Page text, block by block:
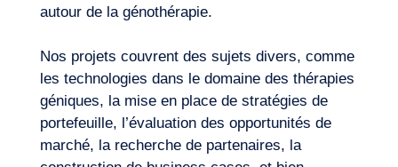
autour de la génothérapie.
Nos projets couvrent des sujets divers, comme
les technologies dans le domaine des thérapies
géniques, la mise en place de stratégies de
portefeuille, l’évaluation des opportunités de
marché, la recherche de partenaires, la